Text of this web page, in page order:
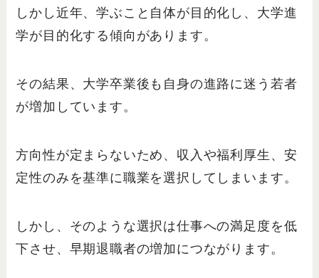
しかし近年、学ぶこと自体が目的化し、大学進
学が目的化する傾向があります。
その結果、大学卒業後も自身の進路に迷う若者
が増加しています。
方向性が定まらないため、収入や福利厚生、安
定性のみを基準に職業を選択してしまいます。
しかし、そのような選択は仕事への満足度を低
下させ、早期退職者の増加につながります。